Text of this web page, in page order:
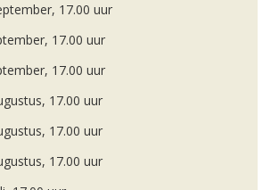
17.00 uur
17.00 uur
17.00 uur
17.00 uur
17.00 uur
17.00 uur